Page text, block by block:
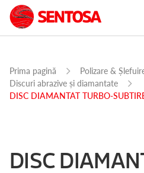
Prima pagină
Polizare &
Discuri abrazive și diamantate
DISC DIAMANTAT TURBO-
DISC